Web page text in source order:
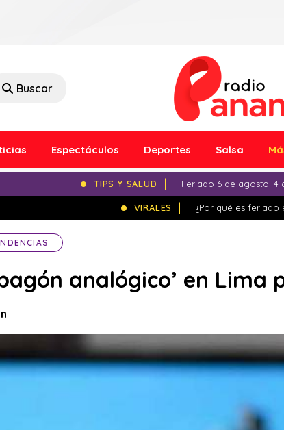
Buscar
Espectáculos Deportes Salsa
TIPS Y SALUD Feriado 6 de agosto: 4
VIRALES ¿Por qué es feriado
analógico’ en